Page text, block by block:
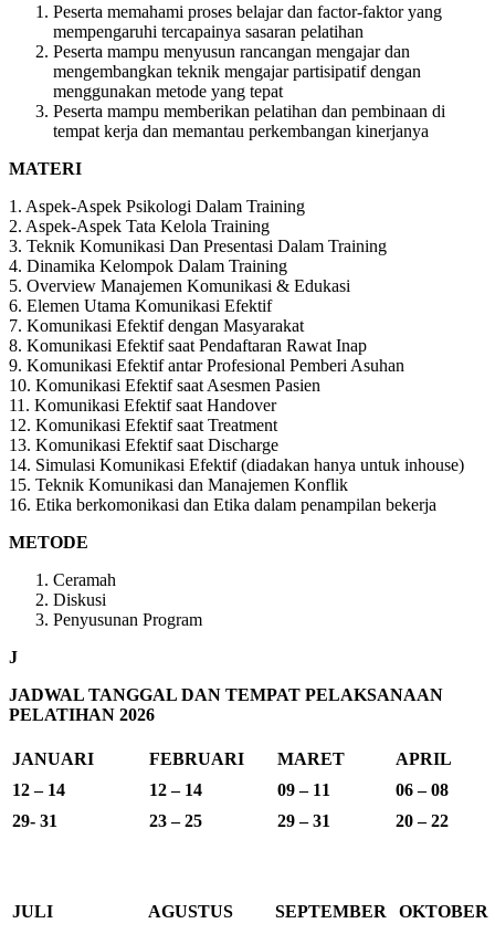
Peserta memahami proses belajar dan factor-faktor yang
mempengaruhi tercapainya sasaran pelatihan
Peserta mampu menyusun rancangan mengajar dan
mengembangkan teknik mengajar partisipatif dengan
menggunakan metode yang tepat
Peserta mampu memberikan pelatihan dan pembinaan di
tempat kerja dan memantau perkembangan kinerjanya
MATERI
1. Aspek-Aspek Psikologi Dalam Training
2. Aspek-Aspek Tata Kelola Training
3. Teknik Komunikasi Dan Presentasi Dalam Training
4. Dinamika Kelompok Dalam Training
5. Overview Manajemen Komunikasi & Edukasi
6. Elemen Utama Komunikasi Efektif
7. Komunikasi Efektif dengan Masyarakat
8. Komunikasi Efektif saat Pendaftaran Rawat Inap
9. Komunikasi Efektif antar Profesional Pemberi Asuhan
10. Komunikasi Efektif saat Asesmen Pasien
11. Komunikasi Efektif saat Handover
12. Komunikasi Efektif saat Treatment
13. Komunikasi Efektif saat Discharge
14. Simulasi Komunikasi Efektif (diadakan hanya untuk inhouse)
15. Teknik Komunikasi dan Manajemen Konflik
16. Etika berkomonikasi dan Etika dalam penampilan bekerja
METODE
Ceramah
Diskusi
Penyusunan Program
J
JADWAL TANGGAL DAN TEMPAT PELAKSANAAN
PELATIHAN 2026
JANUARI FEBRUARI MARET
APRIL
12 – 14
12 – 14 09 – 11
06 – 08
29- 31
23 – 25 29 – 31 20 – 22
JULI AGUSTUS SEPTEMBER
OKTOBER